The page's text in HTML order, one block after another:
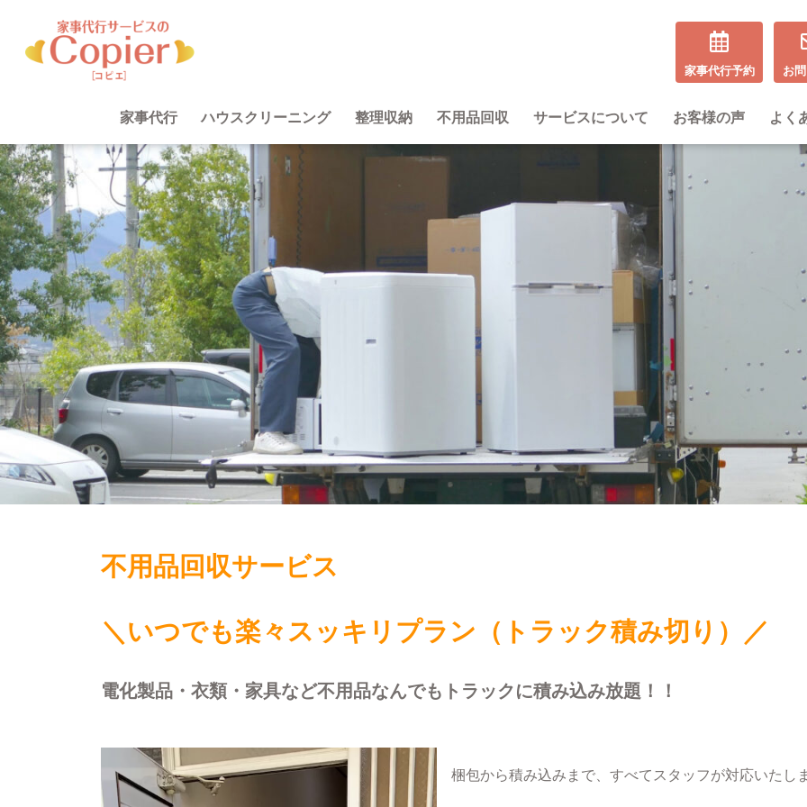
家事代行予約 お
家事代行 ハウスクリーニング 整理収納 不用品回収 サービスについて お客様の声 よく
不用品回収サービス
＼いつでも楽々スッキリプラン（トラック積み切り）／
電化製品・衣類・家具など不用品なんでもトラックに積み込み放題！！
梱包から積み込みまで、すべてスタッフが対応いたし